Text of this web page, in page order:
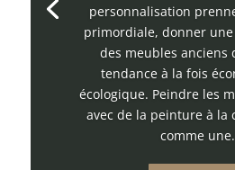
personnalisation
primordiale, donner
des meubles anciens
tendance à la fois
écologique. Peindre les
avec de la peinture à la
comme